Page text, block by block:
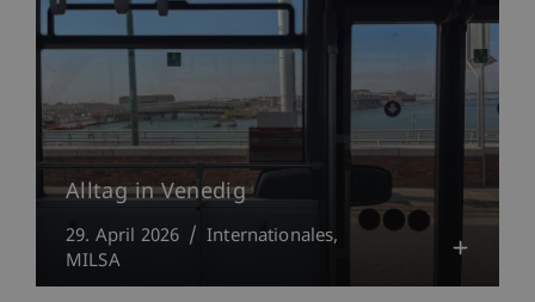
Alltag in Venedig
29. April 2026
Internationales
MILSA